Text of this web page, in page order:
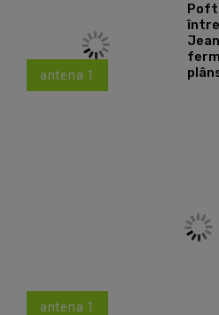
antena 1
antena 1